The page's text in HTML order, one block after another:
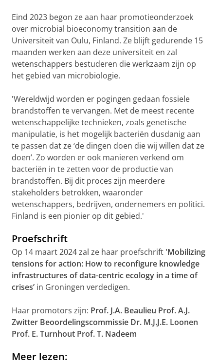
Eind 2023 begon ze aan haar promotieonderzoek
over microbial bioeconomy transition aan de
Universiteit van Oulu, Finland. Ze blijft gedurende 15
maanden werken aan deze universiteit en zal
wetenschappers bestuderen die werkzaam zijn op
het gebied van microbiologie.
'Wereldwijd worden er pogingen gedaan fossiele
brandstoffen te vervangen. Met de meest recente
wetenschappelijke technieken, zoals genetische
manipulatie, is het mogelijk bacteriën dusdanig aan
te passen dat ze ‘de dingen doen die wij willen dat ze
doen’. Zo worden er ook manieren verkend om
bacteriën in te zetten voor de productie van
brandstoffen. Bij dit proces zijn meerdere
stakeholders betrokken, waaronder
wetenschappers, bedrijven, ondernemers en politici.
Finland is een pionier op dit gebied.'
Proefschrift
Op 14 maart 2024 zal ze haar proefschrift 'Mobilizing
tensions for action: How to reconfigure knowledge
infrastructures of data-centric ecology in a time of
crises’ in Groningen verdedigen.
Haar promotors zijn: Prof. J.A. Beaulieu Prof. A.J.
Zwitter Beoordelingscommissie Dr. M.J.J.E. Loonen
Prof. E. Turnhout Prof. T. Nadeem
Meer lezen: